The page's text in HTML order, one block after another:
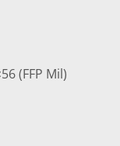
(FFP Mil)